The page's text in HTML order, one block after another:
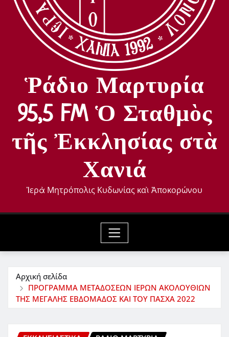
Ῥάδιο Μαρτυρία
95,5 FM Ὁ Σταθμὸς
τῆς Ἐκκλησίας στὰ
Χανιά
Ἱερὰ Μητρόπολις Κυδωνίας καὶ Ἀποκορώνου
Αρχική σελίδα
ΠΡΟΓΡΑΜΜΑ ΜΕΤΑΔΟΣΕΩΝ ΙΕΡΩΝ ΑΚΟΛΟΥΘΙΩΝ
ΤΗΣ ΜΕΓΑΛΗΣ ΕΒΔΟΜΑΔΟΣ ΚΑΙ ΤΟΥ ΠΑΣΧΑ 2022